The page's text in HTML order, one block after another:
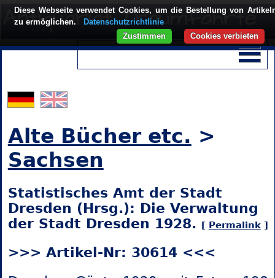
Alte Bücher etc. >
Sachsen
Statistisches Amt der Stadt
Dresden (Hrsg.): Die Verwaltung
der Stadt Dresden 1928. [ Permalink]
>>> Artikel-Nr: 30614 <<<
Diese Webseite verwendet Cookies, um die Bestellung von
zu ermöglichen.
Datenschutzrichtlinie
Cookies verbieten
Zustimmen